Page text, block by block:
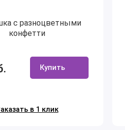
с разноцветными
конфетти
Купить
в 1 клик